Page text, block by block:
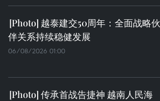
越泰建交50周年：全面战略伙
伴关系持续稳健发展
06/08/2026 01:00
传承首战告捷神 越南人民海